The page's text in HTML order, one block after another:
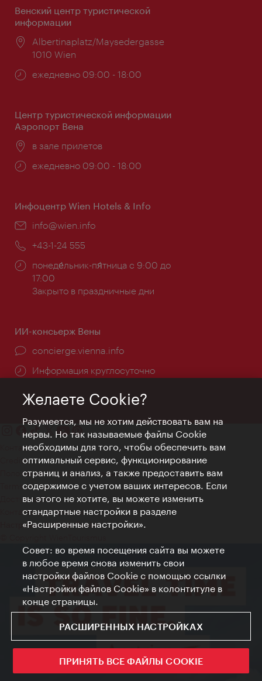
Венский центр туристической
информации
Расположение:
Albertinaplatz/Maysedergasse
1010 Wien
Часы
ежедневно 09:00 - 18:00
Центр туристической информации
Аэропорт Вена
Расположение:
в зале прилетов
Часы
ежедневно 09:00 - 18:00
Инфоцентр Wien Hotels & Info
Эл.
info@wien.info
Телефон:
+43-1-24 555
Часы
работы:
понеде́льник-пя́тница с 9:00 до
17:00
Закрыто в праздничные дни
ИИ-консьерж Вены
concierge.vienna.info
Информация круглосуточно
Контакт
Credits
Положение о конфиденциальности
Terms of Use
Доступность
Контакты для прессы
Настройки файлов Cookie
Желаете Cookie?
Разумеется, мы не хотим действовать вам на
нервы. Но так называемые файлы Cookie
необходимы для того, чтобы обеспечить вам
оптимальный сервис, функционирование
страниц и анализ, а также предоставить вам
содержимое с учетом ваших интересов. Если
вы этого не хотите, вы можете изменить
стандартные настройки в разделе
«Расширенные настройки».
Совет: во время посещения сайта вы можете
в любое время снова изменить свои
настройки файлов Cookie с помощью ссылки
«Настройки файлов Cookie» в колонтитуле в
конце страницы.
РАСШИРЕННЫХ НАСТРОЙКАХ
ПРИНЯТЬ ВСЕ ФАЙЛЫ COOKIE